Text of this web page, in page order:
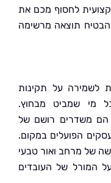
מכם את
מרשימה
על תקינות
מבחוץ.
רושם של
במקום.
ואור טבעי
של העובדים